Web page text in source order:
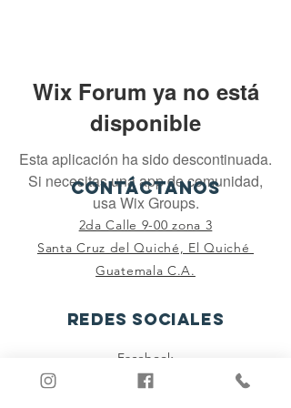
Wix Forum ya no está
disponible
Esta aplicación ha sido descontinuada.
Si necesitas una app de comunidad,
usa Wix Groups.
CONTÁCTANOS
2da Calle 9-00 zona 3
Santa Cruz del Quiché, El Quiché
Guatemala C.A.
redes sociales
Facebook
Instagram